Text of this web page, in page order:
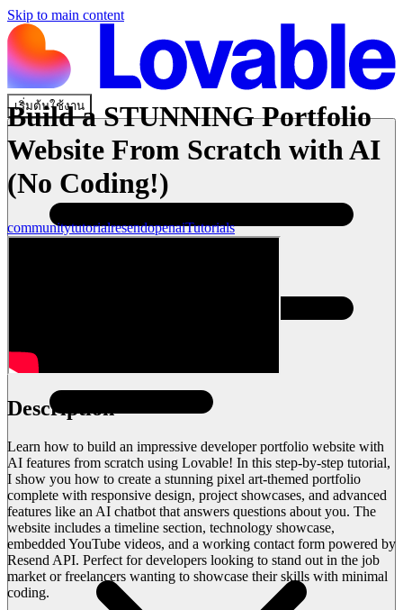
Skip to main content
เริ่มต้นใช้งาน
Build a STUNNING Portfolio
Website From Scratch with AI
(No Coding!)
communitytutorialresendopenaiTutorials
Description
Learn how to build an impressive developer portfolio website with
AI features from scratch using Lovable! In this step-by-step tutorial,
I show you how to create a stunning pixel art-themed portfolio
complete with responsive design, project showcases, and advanced
features like an AI chatbot that answers questions about you. The
website includes a timeline section, technology showcase,
embedded YouTube videos, and a working contact form powered by
Resend API. Perfect for developers looking to stand out in the job
market or freelancers wanting to showcase their skills with minimal
coding.